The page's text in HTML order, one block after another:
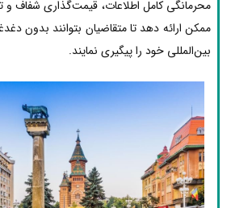
محرمانگی کامل اطلاعات، قیمت‌گذاری شفاف و
ممکن ارائه دهد تا متقاضیان بتوانند بدون
بین‌المللی خود را پیگیری نمایند.